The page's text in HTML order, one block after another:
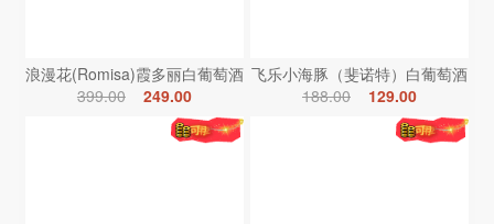
浪漫花(Romisa)霞多丽白葡萄酒
399.00
249.00
飞乐小海豚（斐诺特）白葡萄酒
188.00
129.00